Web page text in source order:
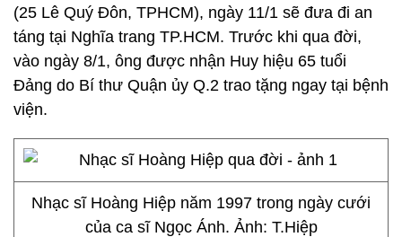
(25 Lê Quý Đôn, TPHCM), ngày 11/1 sẽ đưa đi an
táng tại Nghĩa trang TP.HCM. Trước khi qua đời,
vào ngày 8/1, ông được nhận Huy hiệu 65 tuổi
Đảng do Bí thư Quận ủy Q.2 trao tặng ngay tại bệnh
viện.
Nhạc sĩ Hoàng Hiệp năm 1997 trong ngày cưới
của ca sĩ Ngọc Ánh. Ảnh: T.Hiệp